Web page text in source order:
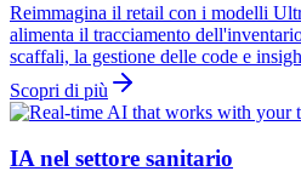
Reimmagina il retail con i modelli
alimenta il tracciamento
scaffali, la gestione delle code e
Scopri di più
IA nel settore sanitario